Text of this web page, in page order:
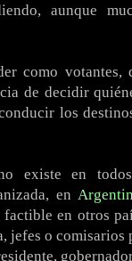
aunque
como votantes,
de decidir
los
no existe en
en
en otros
jefes o comisarios